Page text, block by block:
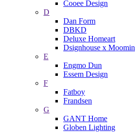
Cooee Design
D
Dan Form
DBKD
Deluxe Homeart
Dsignhouse x Moomin
E
Engmo Dun
Essem Design
F
Fatboy
Frandsen
G
GANT Home
Globen Lighting